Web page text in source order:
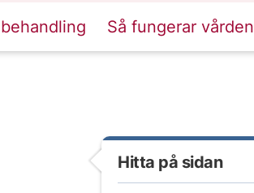
Så fungerar vården
Hitta på sidan